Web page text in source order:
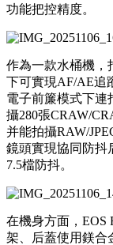
功能把控精度。
作為一款水桶機，
下可實現AF/AE追
電子前簾模式下連
攝280張CRAW/
并能拍攝RAW/
鏡頭實現協同防抖
7.5檔防抖。
在機身方面，EOS
架、后蓋使用鎂合